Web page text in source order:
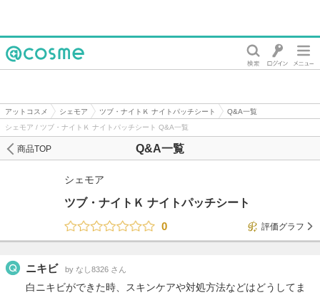
アットコスメ シェモア ツブ・ナイトＫ ナイトパッチシート
Q&A一覧
シェモア / ツブ・ナイトＫ ナイトパッチシート Q&A一覧
Q&A一覧
商品TOP
シェモア
ツブ・ナイトＫ ナイトパッチシート
0
評価グラフ
ニキビ by なし8326 さん
白ニキビができた時、スキンケアや対処方法などはどうしてま